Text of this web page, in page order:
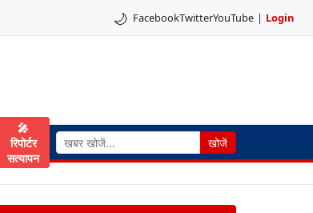
🌙 FacebookTwitterYouTube | Login
🎤
रिपोर्टर
सत्यापन
खोजें